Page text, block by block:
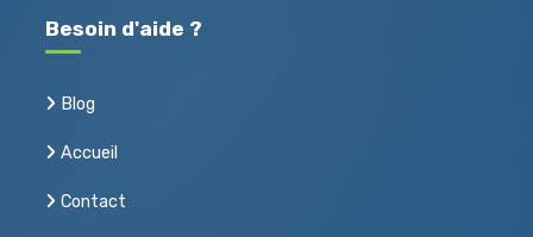
Besoin d'aide ?
Blog
Accueil
Contact